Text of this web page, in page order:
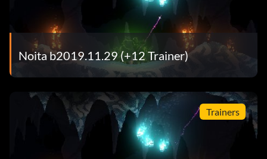
Noita b2019.11.29 (+12 Trainer)
Trainers